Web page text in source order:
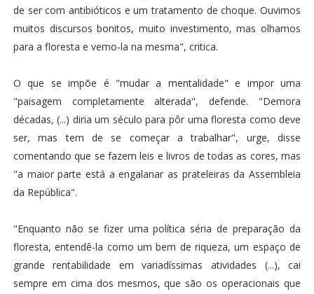
de ser com antibióticos e um tratamento de choque. Ouvimos
muitos discursos bonitos, muito investimento, mas olhamos
para a floresta e vemo-la na mesma", critica.
O que se impõe é "mudar a mentalidade" e impor uma
"paisagem completamente alterada", defende. "Demora
décadas, (...) diria um século para pôr uma floresta como deve
ser, mas tem de se começar a trabalhar", urge, disse
comentando que se fazem leis e livros de todas as cores, mas
"a maior parte está a engalanar as prateleiras da Assembleia
da República".
"Enquanto não se fizer uma política séria de preparação da
floresta, entendê-la como um bem de riqueza, um espaço de
grande rentabilidade em variadíssimas atividades (...), cai
sempre em cima dos mesmos, que são os operacionais que